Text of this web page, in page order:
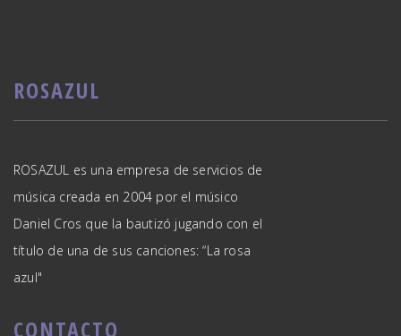
ROSAZUL
ROSAZUL es una empresa de servicios de
música creada en 2004 por el músico
Daniel Cros que la bautizó jugando con el
título de una de sus canciones: “La rosa
azul"
CONTACTO